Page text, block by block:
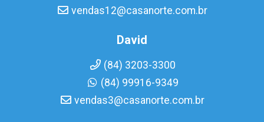
vendas12@casanorte.com.br
David
(84) 3203-3300
(84) 99916-9349
vendas3@casanorte.com.br